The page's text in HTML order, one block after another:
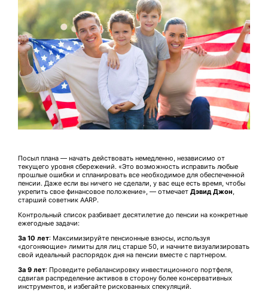
Посыл плана — начать действовать немедленно, независимо от
текущего уровня сбережений. «Это возможность исправить любые
прошлые ошибки и спланировать все необходимое для обеспеченной
пенсии. Даже если вы ничего не сделали, у вас еще есть время, чтобы
укрепить свое финансовое положение», — отмечает Дэвид Джон,
старший советник AARP.
Контрольный список разбивает десятилетие до пенсии на конкретные
ежегодные задачи:
За 10 лет: Максимизируйте пенсионные взносы, используя
«догоняющие» лимиты для лиц старше 50, и начните визуализировать
свой идеальный распорядок дня на пенсии вместе с партнером.
За 9 лет: Проведите ребалансировку инвестиционного портфеля,
сдвигая распределение активов в сторону более консервативных
инструментов, и избегайте рискованных спекуляций.